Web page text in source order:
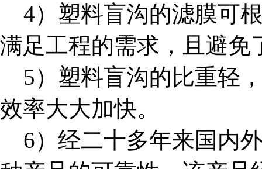
4）塑料盲沟的滤膜可
满足工程的需求，且避
5）塑料盲沟的比重轻
效率大大加快。
6）经二十多年来国内